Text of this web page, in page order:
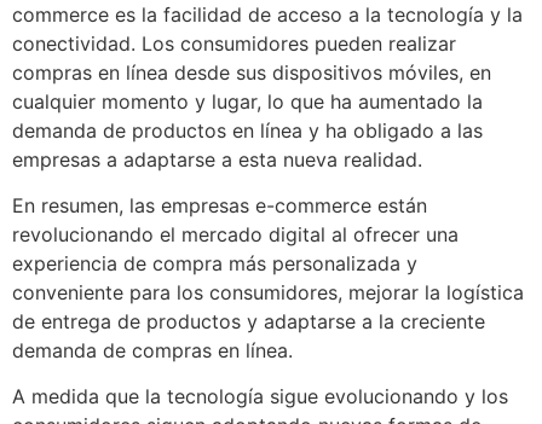
commerce es la facilidad de acceso a la tecnología y la
conectividad. Los consumidores pueden realizar
compras en línea desde sus dispositivos móviles, en
cualquier momento y lugar, lo que ha aumentado la
demanda de productos en línea y ha obligado a las
empresas a adaptarse a esta nueva realidad.
En resumen, las empresas e-commerce están
revolucionando el mercado digital al ofrecer una
experiencia de compra más personalizada y
conveniente para los consumidores, mejorar la logística
de entrega de productos y adaptarse a la creciente
demanda de compras en línea.
A medida que la tecnología sigue evolucionando y los